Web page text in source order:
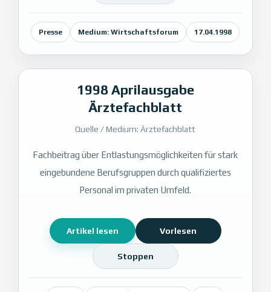
Presse Medium: Wirtschaftsforum 17.04.1998
1998 Aprilausgabe
Ärztefachblatt
Quelle / Medium: Ärztefachblatt
Fachbeitrag über Entlastungsmöglichkeiten für stark
eingebundene Berufsgruppen durch qualifiziertes
Personal im privaten Umfeld.
Artikel lesen Vorlesen
Stoppen